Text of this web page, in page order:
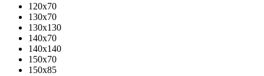
120x70
130x70
130x130
140x70
140x140
150x70
150x85